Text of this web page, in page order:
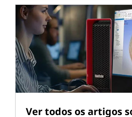
chips Intel comparáveis
salto.
Os chips da série HX abrangem
i7 e Core i9 da Intel, e são
saem da caixa. De fato, a Intel
primeira família de CPUs do setor
os modelos são desbloqueados
Ver todos os artigos